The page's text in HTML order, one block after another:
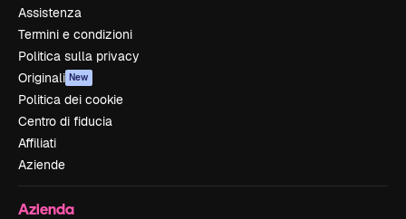
Assistenza
Termini e condizioni
Politica sulla privacy
Originali New
Politica dei cookie
Centro di fiducia
Affiliati
Aziende
Azienda